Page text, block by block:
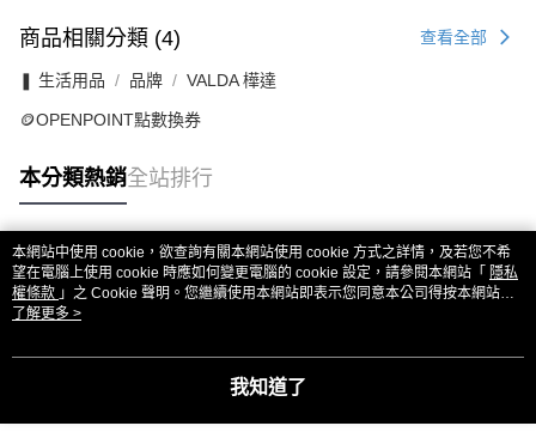
商品相關分類 (4) 查看全部
❚ 生活用品 品牌 VALDA 樺達
🪙OPENPOINT點數換券
本分類熱銷全站排行
熱門標籤
本網站中使用 cookie，欲查詢有關本網站使用 cookie 方式之詳情，及若您不希
望在電腦上使用 cookie 時應如何變更電腦的 cookie 設定，請參閱本網站「 隱私
權條款 」之 Cookie 聲明。您繼續使用本網站即表示您同意本公司得按本網站使
用條款之 Cookie 聲明使用 cookie。
了解更多 >
我知道了